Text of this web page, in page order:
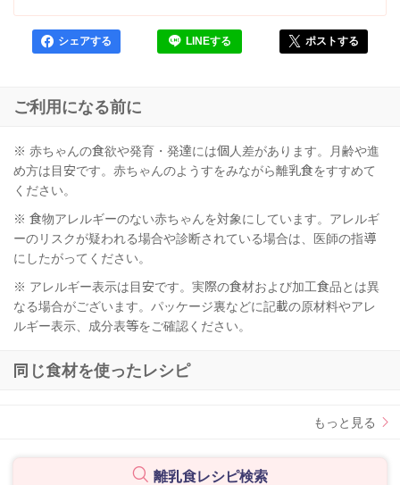
シェアする LINEする ポストする
ご利用になる前に
※ 赤ちゃんの食欲や発育・発達には個人差があります。月齢や進
め方は目安です。赤ちゃんのようすをみながら離乳食をすすめて
ください。
※ 食物アレルギーのない赤ちゃんを対象にしています。アレルギ
ーのリスクが疑われる場合や診断されている場合は、医師の指導
にしたがってください。
※ アレルギー表示は目安です。実際の食材および加工食品とは異
なる場合がございます。パッケージ裏などに記載の原材料やアレ
ルギー表示、成分表等をご確認ください。
同じ食材を使ったレシピ
もっと見る
離乳食レシピ検索